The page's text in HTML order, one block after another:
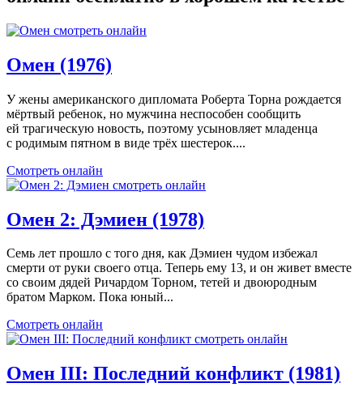
Омен (1976)
У жены американского дипломата Роберта Торна рождается
мёртвый ребенок, но мужчина неспособен сообщить
ей трагическую новость, поэтому усыновляет младенца
с родимым пятном в виде трёх шестерок....
Смотреть онлайн
Омен 2: Дэмиен (1978)
Семь лет прошло с того дня, как Дэмиен чудом избежал
смерти от руки своего отца. Теперь ему 13, и он живет вместе
со своим дядей Ричардом Торном, тетей и двоюродным
братом Марком. Пока юный...
Смотреть онлайн
Омен III: Последний конфликт (1981)